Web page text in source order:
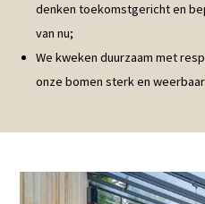
denken toekomstgericht en
van nu;
We kweken duurzaam met
onze bomen sterk en